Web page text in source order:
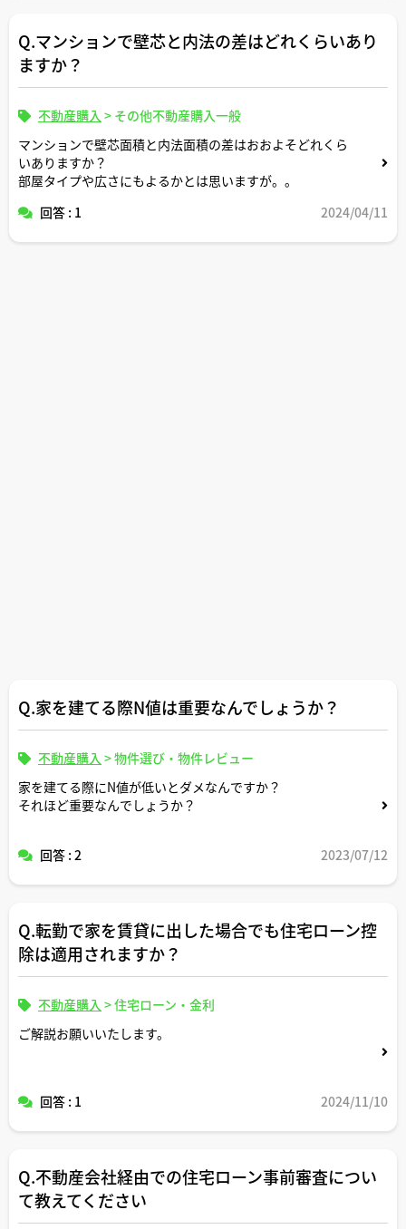
Q.マンションで壁芯と内法の差はどれくらいあり
ますか？
不動産購入 > その他不動産購入一般
マンションで壁芯面積と内法面積の差はおおよそどれくら
いありますか？
部屋タイプや広さにもよるかとは思いますが。。
回答 : 1
2024/04/11
Q.家を建てる際N値は重要なんでしょうか？
不動産購入 >物件選び・物件レビュー
家を建てる際にN値が低いとダメなんですか？
それほど重要なんでしょうか？
回答 : 2 2023/07/12
Q.転勤で家を賃貸に出した場合でも住宅ローン控
除は適用されますか？
不動産購入 >住宅ローン・金利
ご解説お願いいたします。
回答 : 1 2024/11/10
Q.不動産会社経由での住宅ローン事前審査につい
て教えてください